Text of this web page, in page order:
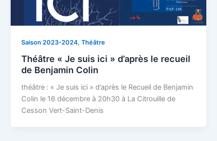
Saison 2023-2024,Théâtre
Théâtre « Je suis ici » d’après le recueil
de Benjamin Colin
théâtre : « Je suis ici » d’après le Recueil de Benjamin
Colin le 16 décembre à 20h30 à La Citrouille de
Cesson Vert-Saint-Denis